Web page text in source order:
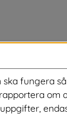
fungera
om